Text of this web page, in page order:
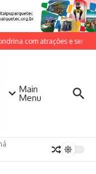
com atrações e
Main
Menu